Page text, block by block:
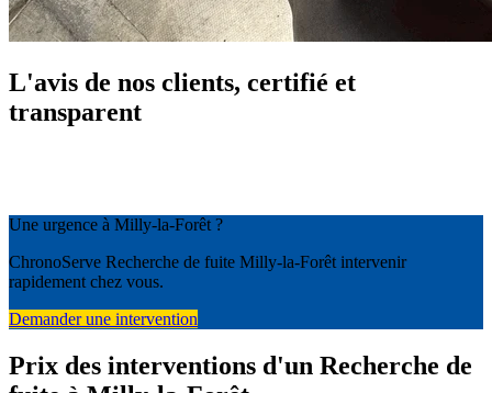
L'avis de nos clients, certifié et
transparent
Une urgence à Milly-la-Forêt ?
ChronoServe Recherche de fuite Milly-la-Forêt intervenir
rapidement chez vous.
Demander une intervention
Prix des interventions d'un Recherche de